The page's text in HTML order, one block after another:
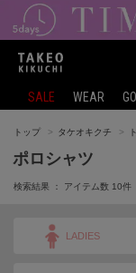
SALE WEAR
トップ タケオキクチ
ポロシャツ
検索結果 ： アイテム数 10件
LADIES